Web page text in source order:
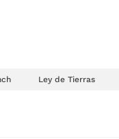
Ley de Tierras